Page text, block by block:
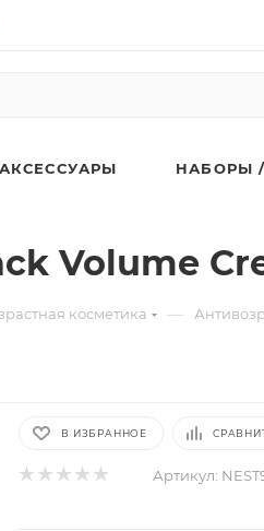
АКСЕССУАРЫ НАБОРЫ
Volume
косметика —
В ИЗБРАННОЕ
Артикул: